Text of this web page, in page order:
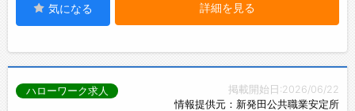
気になる 詳細を見る
掲載開始日:2026/06/22
情報提供元：新発田公共職業安定所
ハローワーク求人